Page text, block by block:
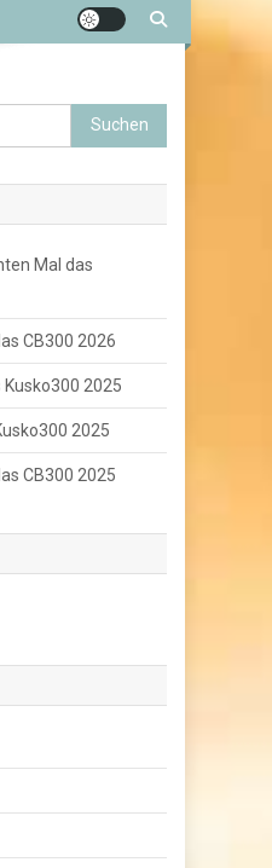
Suchen
nach:
Mal das
CB300 2026
2025
2025
CB300 2025